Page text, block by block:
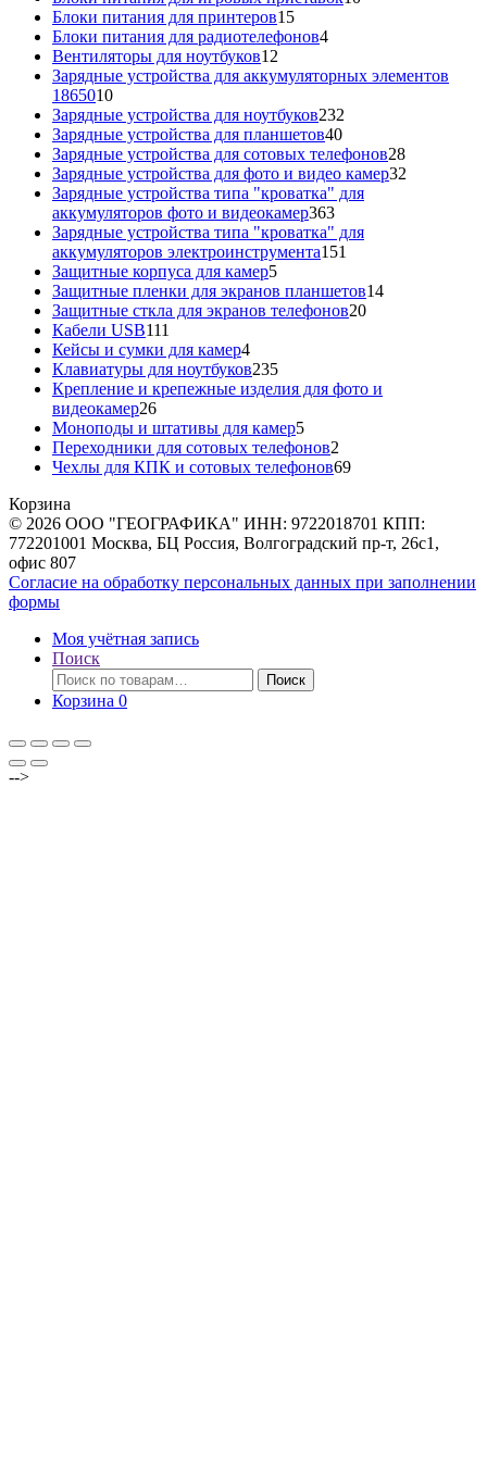
Блоки питания для принтеров1515
товаров
Блоки питания для радиотелефонов44
Вентиляторы для ноутбуков12
товаров
Зарядные устройства для аккумуляторных элементов
186501010
товаров
Зарядные устройства для ноутбуков232
Зарядные устройства для планшетов4040
товаров
Зарядные устройства для сотовых телефонов2828
товаров
Зарядные устройства для фото и видео камер32
Зарядные устройства типа "кроватка" для
аккумуляторов фото и видеокамер363363
товара
Зарядные устройства типа "кроватка" для
аккумуляторов электроинструмента151
Защитные корпуса для камер55
товаров
Защитные пленки для экранов планшетов1414
Защитные сткла для экранов телефонов2020
Кабели USB111
товаров
Кейсы и сумки для камер44
товара
Клавиатуры для ноутбуков235235
товаров
Крепление и крепежные изделия для фото и
видеокамер2626
товаров
Моноподы и штативы для камер55
товаров
Переходники для сотовых телефонов2
товара
Чехлы для КПК и сотовых телефонов6969
Корзина
© 2026 ООО "ГЕОГРАФИКА" ИНН: 9722018701 КПП:
772201001 Москва, БЦ Россия, Волгоградский пр-т, 26с1,
офис 807
Согласие на обработку персональных данных при заполнении
формы
Моя учётная запись
Поиск
Искать:
Поиск
Корзина 0
-->